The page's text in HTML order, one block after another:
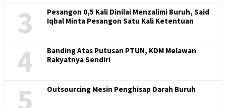
3
Pesangon 0,5 Kali Dinilai Menzalimi Buruh, Said
Iqbal Minta Pesangon Satu Kali Ketentuan
4
Banding Atas Putusan PTUN, KDM Melawan
Rakyatnya Sendiri
5 Outsourcing Mesin Penghisap Darah Buruh